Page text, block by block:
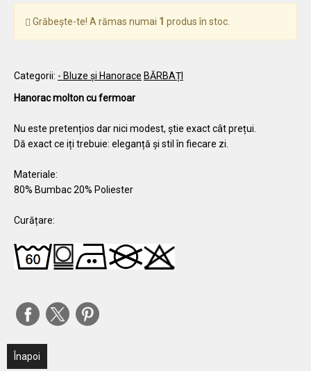
Grăbește-te! A rămas numai 1 produs în stoc.
Categorii: - Bluze și Hanorace BĂRBAȚI
Hanorac molton cu fermoar
Nu este pretențios dar nici modest, știe exact cât prețui.
Dă exact ce iți trebuie: eleganță și stil în fiecare zi.
Materiale:
80% Bumbac 20% Poliester
Curățare:
Înapoi